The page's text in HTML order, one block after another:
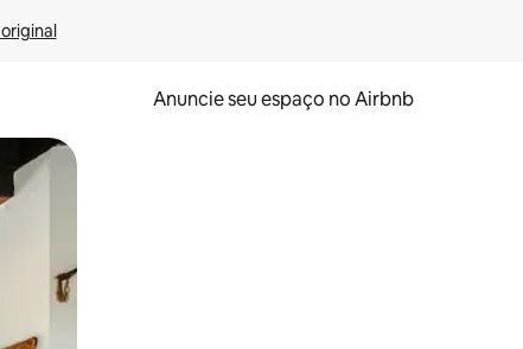
Anuncie seu espaço no Airbnb